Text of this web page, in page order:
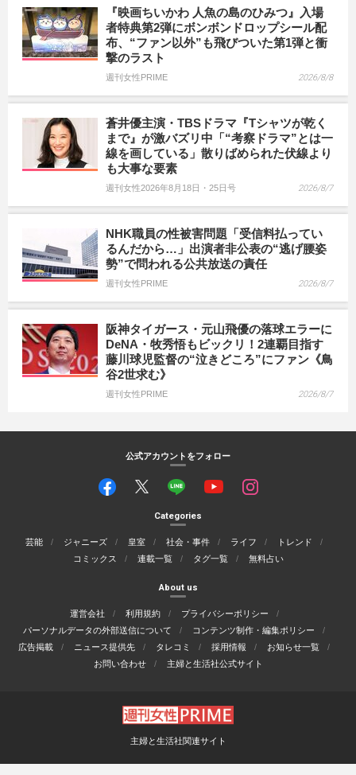
『映画ちいかわ 人魚の島のひみつ』入場
者特典第2弾にボンボンドロップシール配
布、“ファン以外”も飛びついた第1弾と衝
撃のラスト
週刊女性PRIME 2026/8/8
蒼井優主演・TBSドラマ『Tシャツが乾く
まで』が激バズリ中「“考察ドラマ”とは一
線を画している」散りばめられた伏線より
も大事な要素
週刊女性2026年8月18日・25日号 2026/8/7
NHK職員の性被害問題「受信料払ってい
るんだから…」出演者非公表の“逃げ腰姿
勢”で問われる公共放送の責任
週刊女性PRIME 2026/8/7
阪神タイガース・元山飛優の落球エラーに
DeNA・牧秀悟もビックリ！2連覇目指す
藤川球児監督の“泣きどころ”にファン《鳥
谷2世求む》
週刊女性PRIME 2026/8/7
公式アカウントをフォロー
Categories
芸能 ジャニーズ 皇室 社会・事件 ライフ
トレンド
コミックス
連載一覧 タグ一覧 無料占い
About us
運営会社 利用規約
プライバシーポリシー
パーソナルデータの外部送信について
コンテンツ制作・編集ポリシー
広告掲載
ニュース提供先 タレコミ 採用情報
お知らせ一覧
お問い合わせ
主婦と生活社公式サイト
主婦と生活社関連サイト